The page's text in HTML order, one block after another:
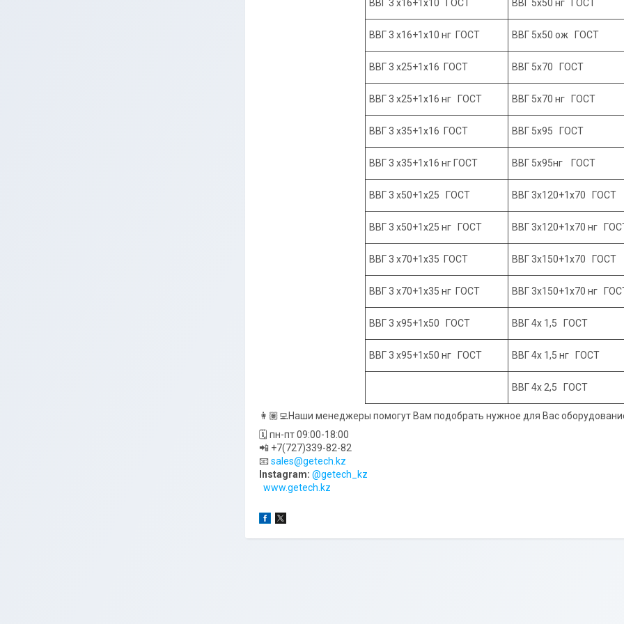
ВВГ 3 х16+1х10 ГОСТ ВВГ 5х50 нг ГОСТ
ВВГ 3 х16+1х10 нг ГОСТ ВВГ 5х50 ож ГОСТ
ВВГ 3 х25+1х16 ГОСТ ВВГ 5х70 ГОСТ
ВВГ 3 х25+1х16 нг ГОСТ ВВГ 5х70 нг ГОСТ
ВВГ 3 х35+1х16 ГОСТ ВВГ 5х95 ГОСТ
ВВГ 3 х35+1х16 нг ГОСТ ВВГ 5х95нг ГОСТ
ВВГ 3 х50+1х25 ГОСТ ВВГ 3х120+1х70 ГОСТ
ВВГ 3 х50+1х25 нг ГОСТ ВВГ 3х120+1х70 нг
ВВГ 3 х70+1х35 ГОСТ ВВГ 3х150+1х70 ГОСТ
ВВГ 3 х70+1х35 нг ГОСТ ВВГ 3х150+1х70 нг
ВВГ 3 х95+1х50 ГОСТ ВВГ 4х 1,5 ГОСТ
ВВГ 3 х95+1х50 нг ГОСТ ВВГ 4х 1,5 нг ГОСТ
ВВГ 4х 2,5 ГОСТ
👩🏽‍💻Наши менеджеры помогут Вам подобрать нужное для Вас
🗓 пн-пт 09:00-18:00
📲 +7(727)339-82-82
📧 sales@getech.kz
Instagram: @getech_kz
www.getech.kz